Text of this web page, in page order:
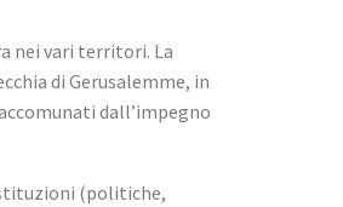
nei vari territori. La
di Gerusalemme, in
dall’impegno
(politiche,